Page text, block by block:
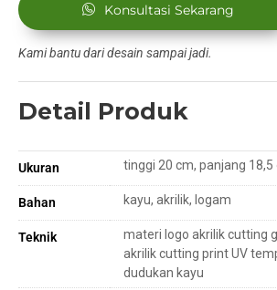
Konsultasi Sekarang
Kami bantu dari desain sampai jadi.
Detail Produk
Ukuran tinggi 20 cm, panjang
Bahan kayu, akrilik, logam
Teknik
materi logo akrilik cutting
akrilik cutting print UV
dudukan kayu